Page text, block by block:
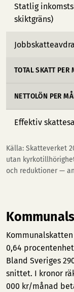
Statlig
skiktgräns)
TOTAL SKATT PER
NETTOLÖN PER
Effektiv
Källa: Skatteverket
utan
och reduktioner —
0,64
Bland Sveriges
snittet. I kronor
000 kr/månad